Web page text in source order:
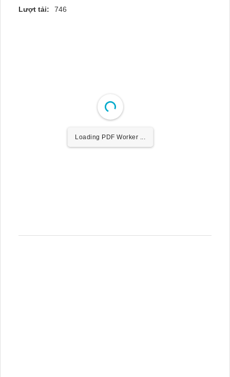
Lượt tải:
746
Loading PDF Worker ...